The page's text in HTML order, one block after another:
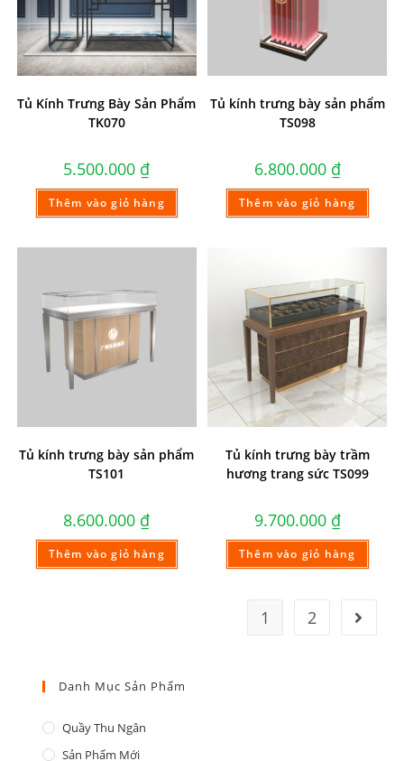
Tủ Kính Trưng Bày Sản Phẩm
TK070
5.500.000 ₫
Thêm vào giỏ hàng
Tủ kính trưng bày sản phẩm
TS098
6.800.000 ₫
Thêm vào giỏ hàng
Tủ kính trưng bày sản phẩm
TS101
8.600.000 ₫
Thêm vào giỏ hàng
Tủ kính trưng bày trầm
hương trang sức TS099
9.700.000 ₫
Thêm vào giỏ hàng
1 2
Danh Mục Sản Phẩm
Quầy Thu Ngân
Sản Phẩm Mới